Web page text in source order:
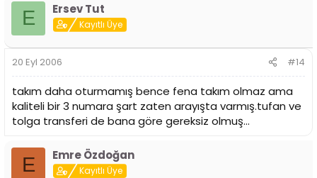
E Ersev Tut
Kayıtlı Üye
20 Eyl 2006 #14
takım daha oturmamış bence fena takım olmaz ama
kaliteli bir 3 numara şart zaten arayışta varmış.tufan ve
tolga transferi de bana göre gereksiz olmuş...
E Emre Özdoğan
Kayıtlı Üye